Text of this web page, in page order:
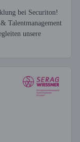
bei Securiton!
Talentmanagement
unsere